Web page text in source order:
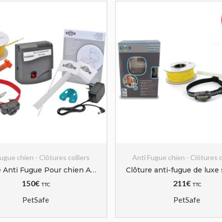
chien - Clôtures colliers
Clôture Anti Fugue Pour chien Au Sol de Plus de 3,6Kg | 1300 mètres carrés Petsafe
150€ TTC
PetSafe
Anti Fugue chien - Clôtures
211€ TTC
PetSafe